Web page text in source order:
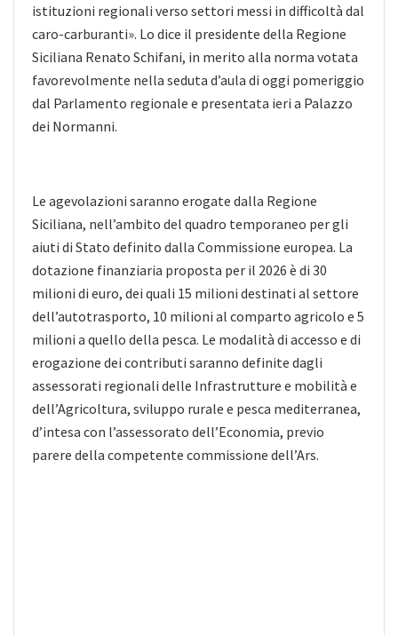
istituzioni regionali verso settori messi in difficoltà dal
caro-carburanti». Lo dice il presidente della Regione
Siciliana Renato Schifani, in merito alla norma votata
favorevolmente nella seduta d’aula di oggi pomeriggio
dal Parlamento regionale e presentata ieri a Palazzo
dei Normanni.
Le agevolazioni saranno erogate dalla Regione
Siciliana, nell’ambito del quadro temporaneo per gli
aiuti di Stato definito dalla Commissione europea. La
dotazione finanziaria proposta per il 2026 è di 30
milioni di euro, dei quali 15 milioni destinati al settore
dell’autotrasporto, 10 milioni al comparto agricolo e 5
milioni a quello della pesca. Le modalità di accesso e di
erogazione dei contributi saranno definite dagli
assessorati regionali delle Infrastrutture e mobilità e
dell’Agricoltura, sviluppo rurale e pesca mediterranea,
d’intesa con l’assessorato dell’Economia, previo
parere della competente commissione dell’Ars.